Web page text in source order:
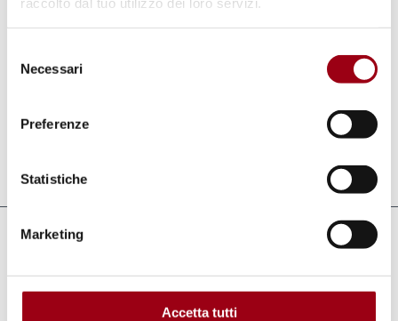
delNecessari
Preferenze
Statistiche
Marketing
Accetta tutti
Per inserire una nuova associazione, o per
richiesta tramite e-mail al seguente indirizzo:
Aggiornato il:
Parole chiave
Ong e associazionismo